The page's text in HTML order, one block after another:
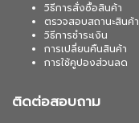
วิธีการสั่งซื้อสินค้า
ตรวจสอบสถานะสินค้า
วิธีการชำระเงิน
การเปลี่ยนคืนสินค้า
การใช้คูปองส่วนลด
ติดต่อสอบถาม